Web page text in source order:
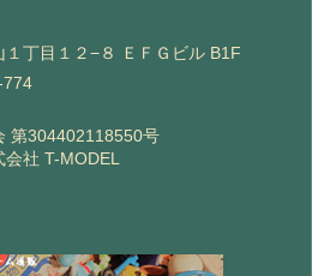
丁目１２−８ ＥＦＧビル B1F
第304402118550号
社 T-MODEL